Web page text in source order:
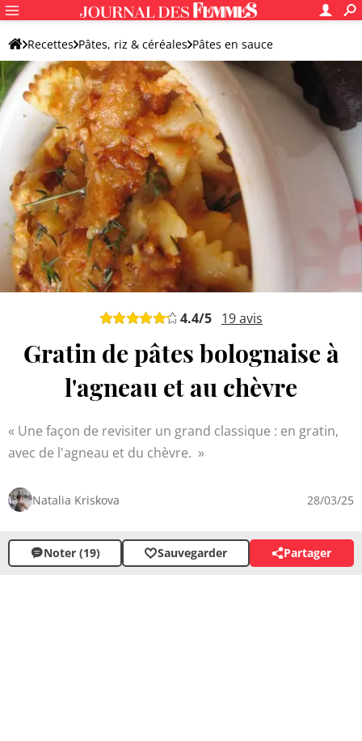
Recettes Pâtes, riz & céréales Pâtes en sauce
Pâtes à la bolognaise
4.4/5 19avis
Gratin de pâtes bolognaise à
l'agneau et au chèvre
Une façon de revisiter un grand classique : en gratin,
avec de l'agneau et du chèvre.
Natalia Kriskova 28/03/25
Noter (19) Sauvegarder Partager